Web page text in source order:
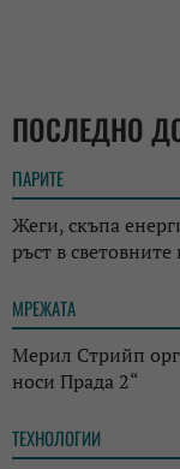
ПОСЛЕДНО
ПАРИТЕ
Жеги, скъпа
ръст в
МРЕЖАТА
Мерил Стрийп
носи Прада 2“
ТЕХНОЛОГИИ